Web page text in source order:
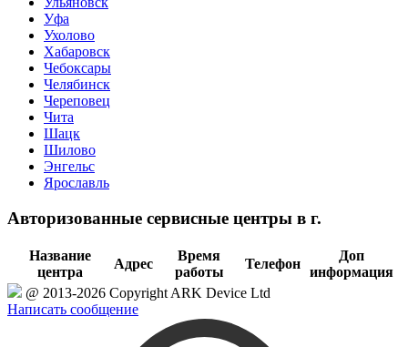
Уфа
Ухолово
Хабаровск
Чебоксары
Челябинск
Череповец
Чита
Шацк
Шилово
Энгельс
Ярославль
Авторизованные сервисные центры в г.
Название
центра
Адрес
Время
работы
Телефон
Доп
информация
@ 2013-2026 Copyright ARK Device Ltd
Написать сообщение